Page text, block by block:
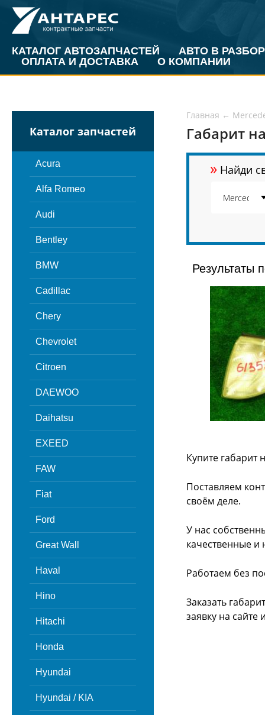
КАТАЛОГ АВТОЗАПЧАСТЕЙ
АВТО В РАЗБОР
ОПЛАТА И ДОСТАВКА
О КОМПАНИИ
Каталог запчастей
Acura
Alfa Romeo
Audi
Bentley
BMW
Cadillac
Chery
Chevrolet
Citroen
DAEWOO
Daihatsu
EXEED
FAW
Fiat
Ford
Great Wall
Haval
Hino
Hitachi
Honda
Hyundai
Hyundai / KIA
Главная ←
Габарит
» Найди
Результаты
Купите габарит
Поставляем
своём деле.
У нас
качественные и
Работаем без
Заказать
заявку на сайте